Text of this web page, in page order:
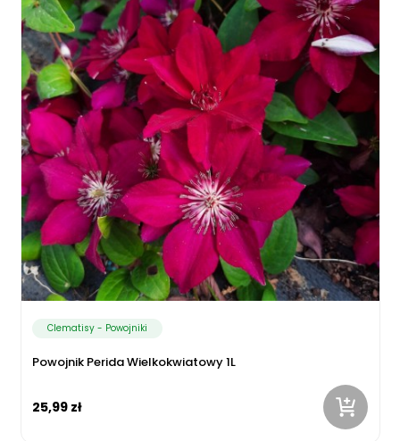
Clematisy - Powojniki
Powojnik Perida Wielkokwiatowy 1L
25,99 zł